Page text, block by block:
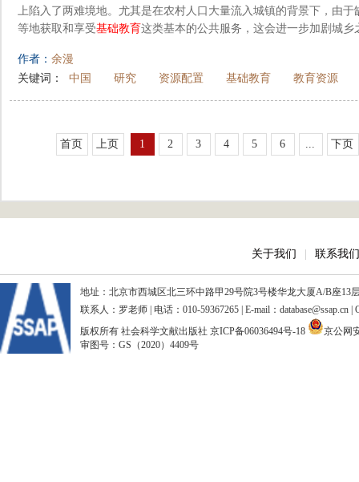
上陷入了两难境地。尤其是在农村人口大量流入城镇的背景下，由于
等地获取和享受基础教育这类基本的公共服务，这会进一步加剧城
作者： 余漫
关键词：
中国 研究 资源配置 基础教育 教育资源
首页 上页 1 2 3 4 5 6 ... 下页
关于我们 联系我们
地址：北京市西城区北三环中路甲29号院3号楼华龙大厦A/B座13
联系人：罗老师 | 电话：010-59367265 | E-mail：database@ssap.cn
版权所有 社会科学文献出版社 京ICP备06036494号-18
京公网
审图号：GS（2020）4409号